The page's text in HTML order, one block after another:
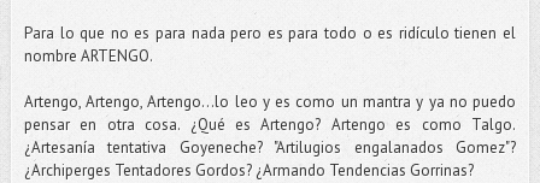
Para lo que no es para nada pero es para todo o es ridículo tienen el
nombre ARTENGO.
Artengo, Artengo, Artengo...lo leo y es como un mantra y ya no puedo
pensar en otra cosa. ¿Qué es Artengo? Artengo es como Talgo.
¿Artesanía tentativa Goyeneche? "Artilugios engalanados Gomez"?
¿Archiperges Tentadores Gordos? ¿Armando Tendencias Gorrinas?